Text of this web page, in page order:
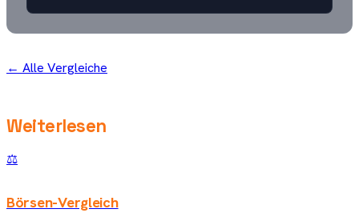
← Alle Vergleiche
Weiterlesen
⚖️
Börsen-Vergleich